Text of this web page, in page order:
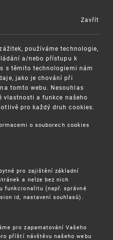
MENU
používáme technologie,
a/nebo přístupu k
s těmito technologiemi nám
jako je chování při
tomto webu. Nesouhlas
vlastnosti a funkce našeho
pro každý druh cookies.
o souborech cookies
pro zajištění základní
a nelze bez nich
funkcionalitu (např. správné
id, nastavení souhlasů).
pro zapamatování Vašeho
příští návštěvu našeho webu
Zavřít